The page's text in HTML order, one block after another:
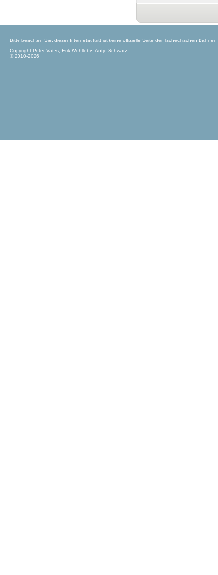
Bitte beachten Sie, dieser Internetauftritt ist keine offizielle Seite der Tschechischen
Copyright Peter Vates, Erik Wohllebe, Antje Schwarz
© 2010-2026